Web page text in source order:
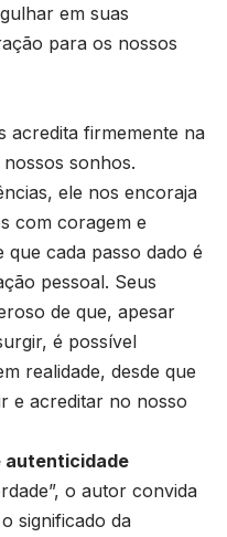
em suas
para os nossos
acredita firmemente na
sonhos.
ele nos encoraja
com coragem e
cada passo dado é
pessoal. Seus
de que, apesar
é possível
realidade, desde que
e acreditar no nosso
autenticidade
o autor convida
significado da